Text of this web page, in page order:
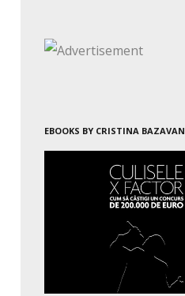
EBOOKS BY CRISTINA BAZAVAN